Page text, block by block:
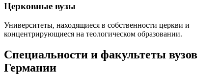
Церковные вузы
Университеты, находящиеся в собственности церкви и
концентрирующиеся на теологическом образовании.
Специальности и факультеты вузов
Германии